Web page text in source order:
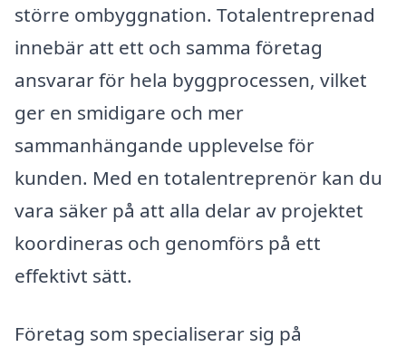
större ombyggnation. Totalentreprenad
innebär att ett och samma företag
ansvarar för hela byggprocessen, vilket
ger en smidigare och mer
sammanhängande upplevelse för
kunden. Med en totalentreprenör kan du
vara säker på att alla delar av projektet
koordineras och genomförs på ett
effektivt sätt.
Företag som specialiserar sig på